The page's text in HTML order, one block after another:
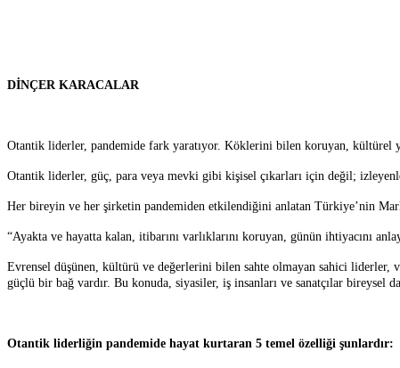
DİNÇER KARACALAR
Otantik liderler, pandemide fark yaratıyor. Köklerini bilen koruyan, kültürel
Otantik liderler, güç, para veya mevki gibi kişisel çıkarları için değil;
Her bireyin ve her şirketin pandemiden etkilendiğini anlatan Türkiye’nin
“Ayakta ve hayatta kalan, itibarını varlıklarını koruyan, günün ihtiyacını
Evrensel düşünen, kültürü ve değerlerini bilen sahte olmayan sahici liderler,
güçlü bir bağ vardır. Bu konuda, siyasiler, iş insanları ve sanatçılar bireysel
Otantik liderliğin pandemide hayat kurtaran 5 temel özelliği şunlardır: